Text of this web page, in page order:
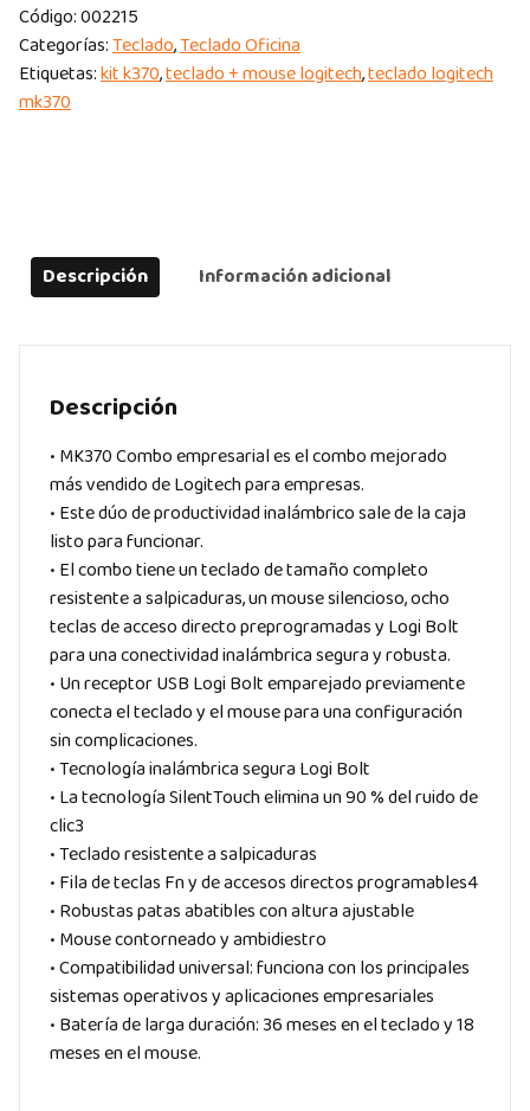
Código:002215
Categorías:Teclado,Teclado Oficina
Etiquetas:kit k370,teclado + mouse logitech,teclado logitech
mk370
Descripción Información adicional
Descripción
• MK370 Combo empresarial es el combo mejorado
más vendido de Logitech para empresas.
• Este dúo de productividad inalámbrico sale de la caja
listo para funcionar.
• El combo tiene un teclado de tamaño completo
resistente a salpicaduras, un mouse silencioso, ocho
teclas de acceso directo preprogramadas y Logi Bolt
para una conectividad inalámbrica segura y robusta.
• Un receptor USB Logi Bolt emparejado previamente
conecta el teclado y el mouse para una configuración
sin complicaciones.
• Tecnología inalámbrica segura Logi Bolt
• La tecnología SilentTouch elimina un 90 % del ruido de
clic3
• Teclado resistente a salpicaduras
• Fila de teclas Fn y de accesos directos programables4
• Robustas patas abatibles con altura ajustable
• Mouse contorneado y ambidiestro
• Compatibilidad universal: funciona con los principales
sistemas operativos y aplicaciones empresariales
• Batería de larga duración: 36 meses en el teclado y 18
meses en el mouse.